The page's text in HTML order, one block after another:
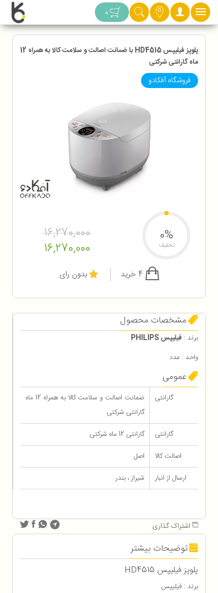
دسته بندی 0
پلوپز فیلیپس HD4515 با ضمانت اصالت و سلامت کالا به همراه 12
ماه گارانتی شرکتی
فروشگاه آفکادو
16,270,000
16,270,000
0%
تخفیف
بدون رای
مشخصات محصول
برند : فیلیپس PHILIPS
واحد : عدد
عمومی
گارانتی
ضمانت اصالت و سلامت کالا به همراه 12 ماه
گارانتی شرکتی
گارانتی
گارانتی 12 ماه شرکتی
اصالت کالا
اصل
ارسال از انبار
شیراز ، بندر
اشتراک گذاری
توضیحات بیشتر
پلوپز فیلیپس HD4515
برند : فیلیپس